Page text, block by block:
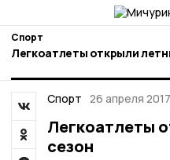
Спорт
Легкоатлеты открыли
Спорт 26 апреля
Легкоатлеты
сезон